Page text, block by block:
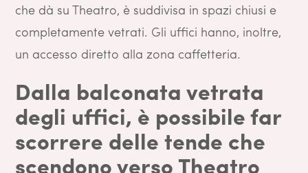
che dà su Theatro, è suddivisa in spazi chiusi e
completamente vetrati. Gli uffici hanno, inoltre,
un accesso diretto alla zona caffetteria.
Dalla balconata vetrata
degli uffici, è possibile far
scorrere delle tende che
scendono verso Theatro